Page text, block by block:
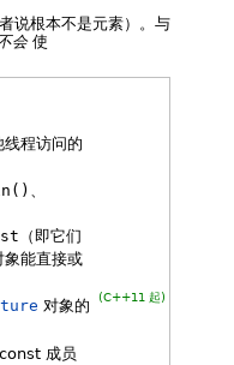
说根本不是元素）。与
会使
程访问的
（即它们
能直接或
对象的
成员
(C++11 起)